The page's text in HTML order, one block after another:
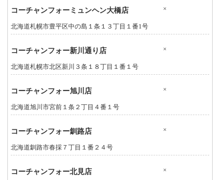
コーチャンフォーミュンヘン大橋店 ×
北海道札幌市豊平区中の島１条１３丁目１番1号
コーチャンフォー新川通り店 ×
北海道札幌市北区新川３条１８丁目１番１号
コーチャンフォー旭川店 ×
北海道旭川市宮前１条２丁目４番１号
コーチャンフォー釧路店 ×
北海道釧路市春採７丁目１番２４号
コーチャンフォー北見店 ×